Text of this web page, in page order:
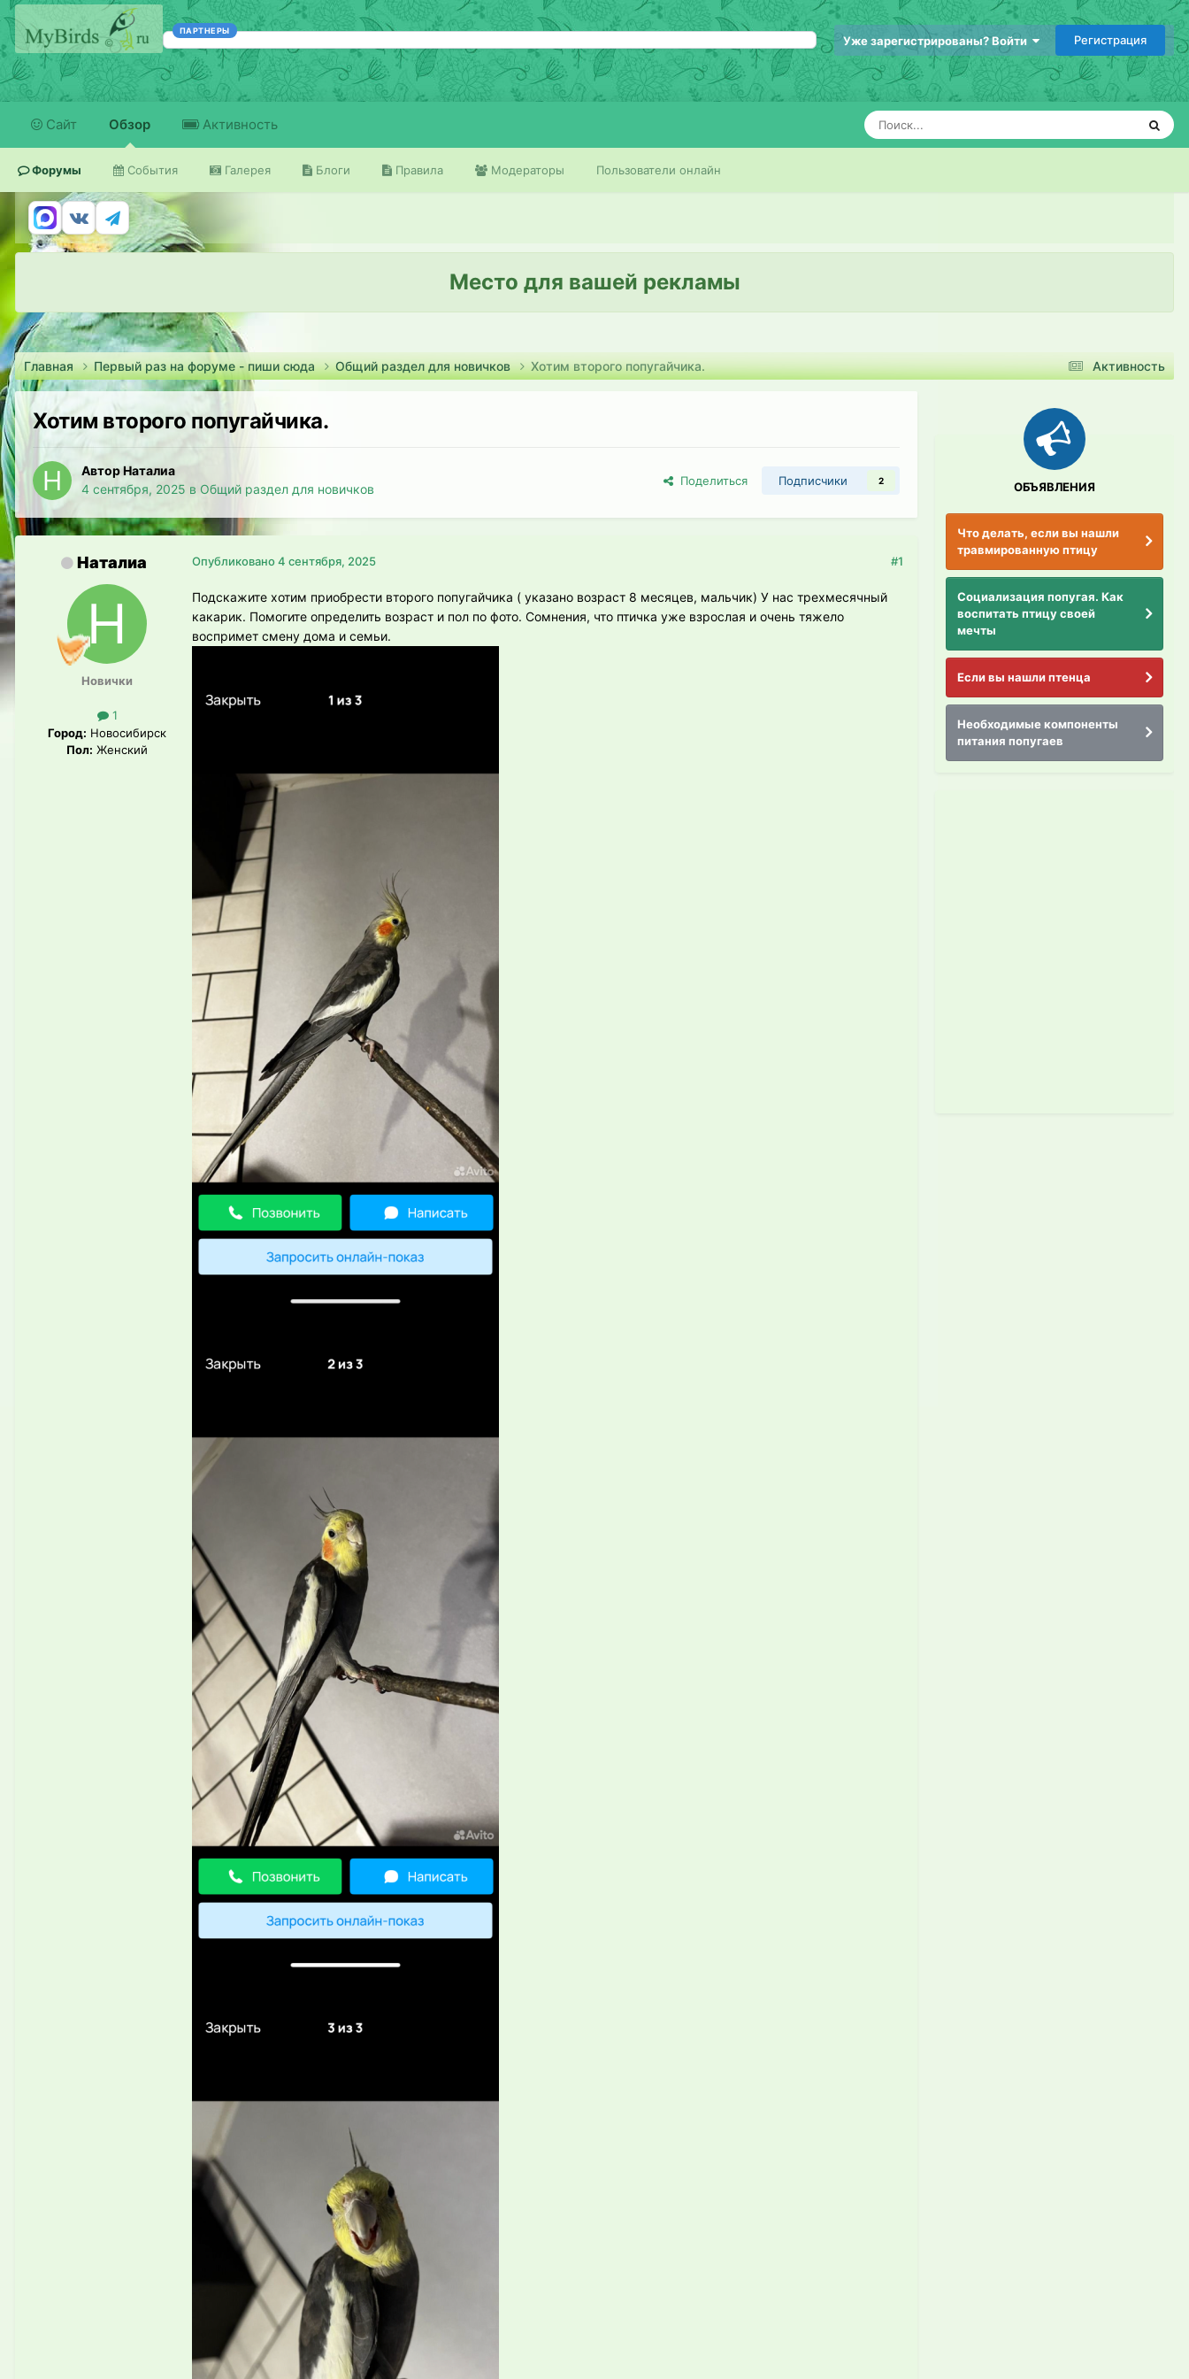
ПАРТНЕРЫ
Уже зарегистрированы? Войти Регистрация
Сайт Обзор
Форумы События Галерея Блоги Правила Модераторы Пользователи онлайн
Активность
Место для вашей рекламы
Активность
Главная Первый раз на форуме - пиши сюда Общий раздел для новичков Хотим второго попугайчика.
Хотим второго попугайчика.
Автор Наталиа
4 сентября, 2025 в Общий раздел для новичков
Поделиться Подписчики 2
Наталиа
Новички
1
Город: Новосибирск
Пол: Женский
#1
Опубликовано4 сентября, 2025
Подскажите хотим приобрести второго попугайчика ( указано возраст 8 месяцев, мальчик) У нас трехмесячный
какарик. Помогите определить возраст и пол по фото. Сомнения, что птичка уже взрослая и очень тяжело
воспримет смену дома и семьи.
ОБЪЯВЛЕНИЯ
Что делать, если вы нашли
травмированную птицу
Социализация попугая. Как
воспитать птицу своей
мечты
Если вы нашли птенца
Необходимые компоненты
питания попугаев